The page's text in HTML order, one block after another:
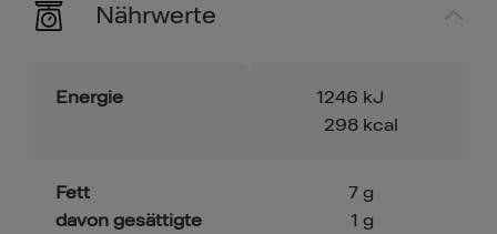
Nährwerte
Energie 1246 kJ
298 kcal
Fett
davon gesättigte
7 g
1 g